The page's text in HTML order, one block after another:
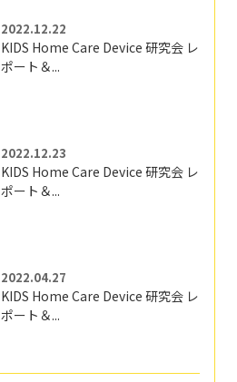
2022.12.22
KIDS Home Care Device 研究会 レ
ポート＆...
2022.12.23
KIDS Home Care Device 研究会 レ
ポート＆...
2022.04.27
KIDS Home Care Device 研究会 レ
ポート＆...